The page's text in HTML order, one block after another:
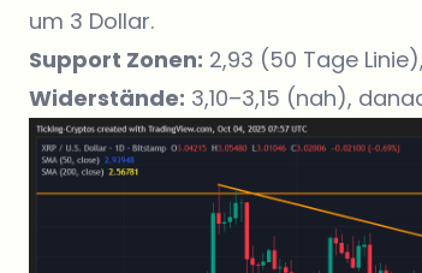
um 3 Dollar.
Support Zonen: 2,93 (50 Tage
Widerstände: 3,10–3,15 (nah),